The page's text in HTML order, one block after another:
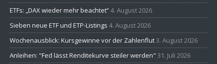
ETFs: „DAX wieder mehr beachtet“4. August 2026
Sieben neue ETF und ETP-Listings 4. August 2026
Wochenausblick: Kursgewinne vor der Zahlenflut3. August 2026
Anleihen: "Fed lässt Renditekurve steiler werden" 31. Juli 2026